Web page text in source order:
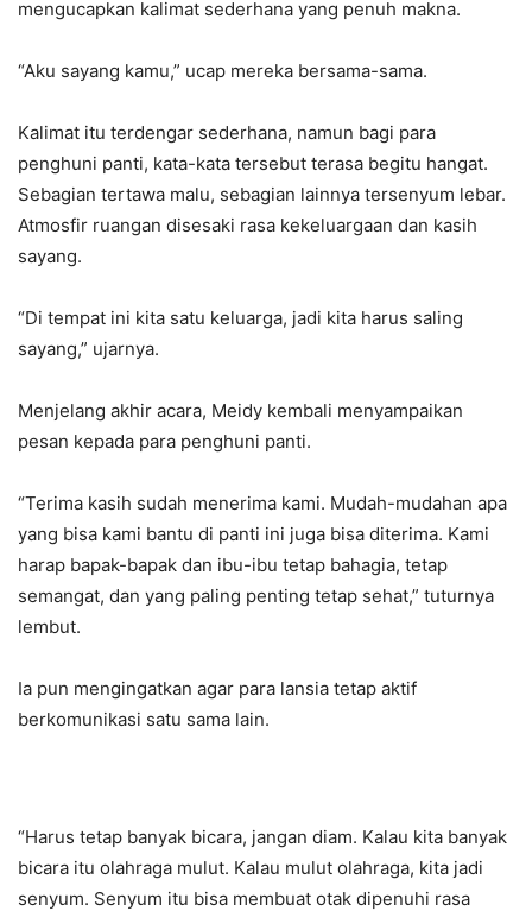
mengucapkan kalimat sederhana yang penuh makna.
“Aku sayang kamu,” ucap mereka bersama-sama.
Kalimat itu terdengar sederhana, namun bagi para
penghuni panti, kata-kata tersebut terasa begitu hangat.
Sebagian tertawa malu, sebagian lainnya tersenyum lebar.
Atmosfir ruangan disesaki rasa kekeluargaan dan kasih
sayang.
“Di tempat ini kita satu keluarga, jadi kita harus saling
sayang,” ujarnya.
Menjelang akhir acara, Meidy kembali menyampaikan
pesan kepada para penghuni panti.
“Terima kasih sudah menerima kami. Mudah-mudahan apa
yang bisa kami bantu di panti ini juga bisa diterima. Kami
harap bapak-bapak dan ibu-ibu tetap bahagia, tetap
semangat, dan yang paling penting tetap sehat,” tuturnya
lembut.
Ia pun mengingatkan agar para lansia tetap aktif
berkomunikasi satu sama lain.
“Harus tetap banyak bicara, jangan diam. Kalau kita banyak
bicara itu olahraga mulut. Kalau mulut olahraga, kita jadi
senyum. Senyum itu bisa membuat otak dipenuhi rasa